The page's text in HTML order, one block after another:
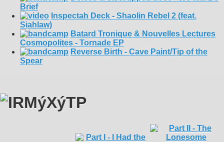
Brief
Inspectah Deck - Shaolin Rebel 2 (feat.
Siahlaw)
Batard Tronique & Nouvelles Lectures
Cosmopolites - Tornade EP
Reverse Birth - Cave Paint/Tip of the
Spear